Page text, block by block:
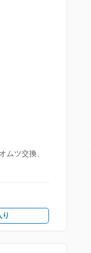
ムツ交換、